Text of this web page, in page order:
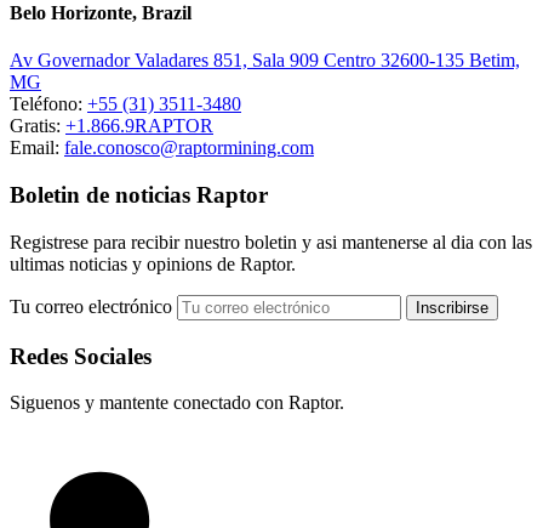
Belo Horizonte, Brazil
Av Governador Valadares 851, Sala 909 Centro 32600-135 Betim,
MG
Teléfono: +55 (31) 3511-3480
Gratis: +1.866.9RAPTOR
Email: fale.conosco@raptormining.com
Boletin de noticias Raptor
Registrese para recibir nuestro boletin y asi mantenerse al dia con las
ultimas noticias y opinions de Raptor.
Tu correo electrónico
Redes Sociales
Siguenos y mantente conectado con Raptor.